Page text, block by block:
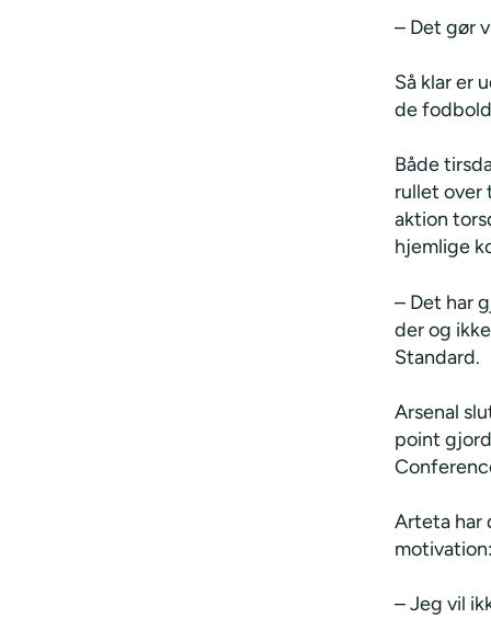
– Det gør
Så klar er
de
Både
rullet over
aktion
hjemlige
– Det har
der og
Standard.
Arsenal
point
Arteta har
– Jeg vil